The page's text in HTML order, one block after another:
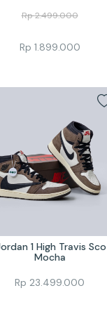
Rp2.499.000
Rp 1.899.000
1 High Travis
Mocha
Rp 23.499.000